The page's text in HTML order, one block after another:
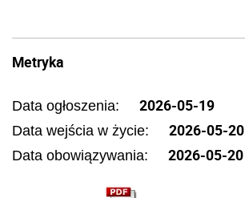
Metryka
Data ogłoszenia: 2026-05-19
Data wejścia w życie: 2026-05-20
Data obowiązywania: 2026-05-20